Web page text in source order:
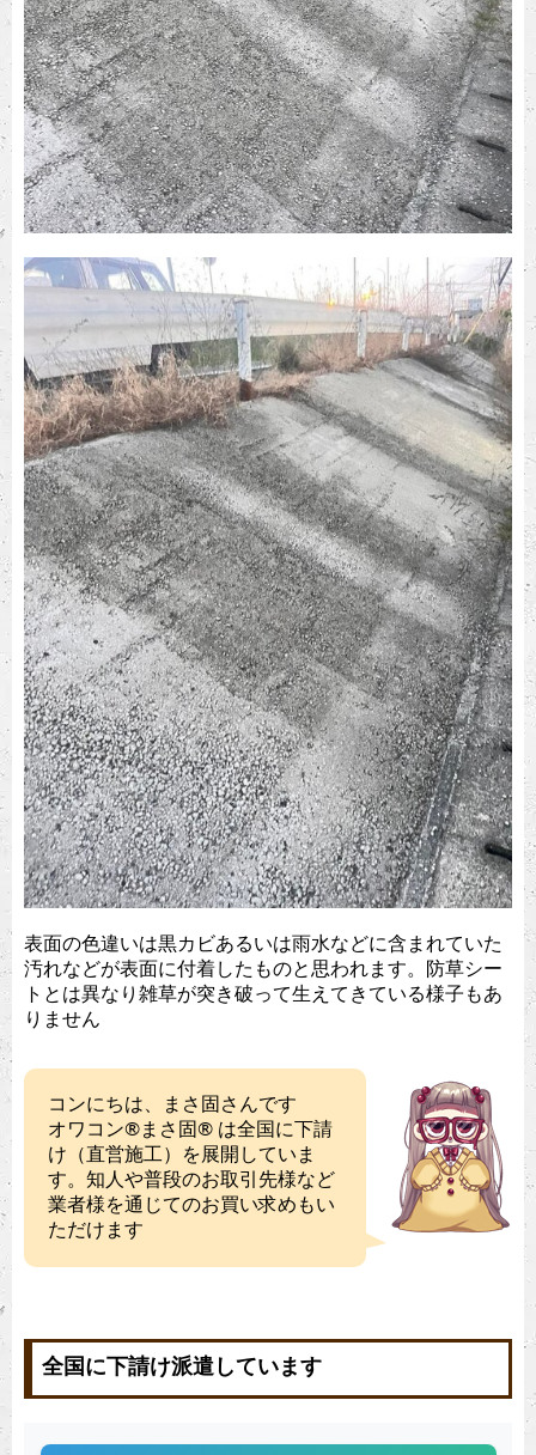
表面の色違いは黒カビあるいは雨水などに含まれていた
汚れなどが表面に付着したものと思われます。防草シー
トとは異なり雑草が突き破って生えてきている様子もあ
りません
コンにちは、まさ固さんです
オワコン®︎まさ固®︎ は全国に下請
け（直営施工）を展開していま
す。知人や普段のお取引先様など
業者様を通じてのお買い求めもい
ただけます
全国に下請け派遣しています